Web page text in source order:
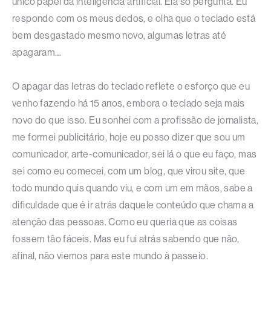
respondo com os meus dedos, e olha que o teclado está
bem desgastado mesmo novo, algumas letras até
apagaram…
O apagar das letras do teclado reflete o esforço que eu
venho fazendo há 15 anos, embora o teclado seja mais
novo do que isso. Eu sonhei com a profissão de jornalista,
me formei publicitário, hoje eu posso dizer que sou um
comunicador, arte-comunicador, sei lá o que eu faço, mas
sei como eu comecei, com um blog, que virou site, que
todo mundo quis quando viu, e com um em mãos, sabe a
dificuldade que é ir atrás daquele conteúdo que chama a
atenção das pessoas. Como eu queria que as coisas
fossem tão fáceis. Mas eu fui atrás sabendo que não,
afinal, não viemos para este mundo à passeio.